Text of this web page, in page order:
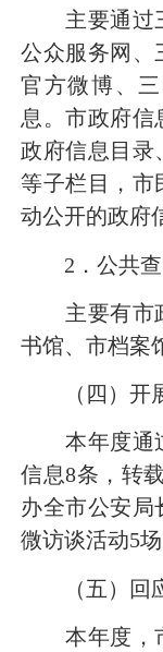
主要通过
公众服务网、
官方微博、
息。市政府信
政府信息目录
等子栏目，市
动公开的政府
2 ．公共
主要有市
书馆、市档案
（四）开展
本年度通过
信息8条，转
办全市公安局
微访谈活动5场
（五）回应
本年度，市